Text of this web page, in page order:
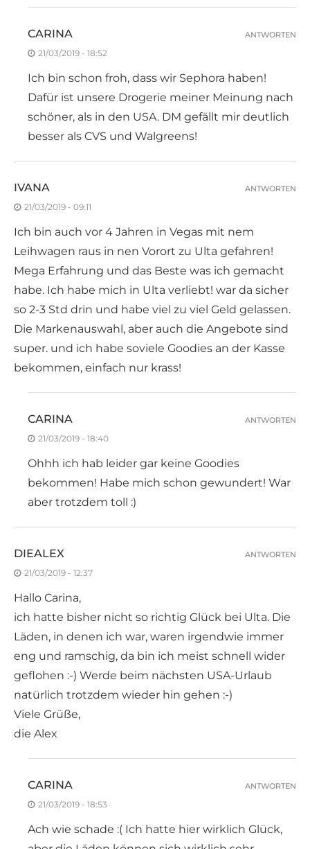
CARINA
21/03/2019 - 18:52
Ich bin schon froh, dass wir Sephora haben!
Dafür ist unsere Drogerie meiner Meinung nach
schöner, als in den USA. DM gefällt mir deutlich
besser als CVS und Walgreens!
ANTWORTEN
IVANA
21/03/2019 - 09:11
Ich bin auch vor 4 Jahren in Vegas mit nem
Leihwagen raus in nen Vorort zu Ulta gefahren!
Mega Erfahrung und das Beste was ich gemacht
habe. Ich habe mich in Ulta verliebt! war da sicher
so 2-3 Std drin und habe viel zu viel Geld gelassen.
Die Markenauswahl, aber auch die Angebote sind
super. und ich habe soviele Goodies an der Kasse
bekommen, einfach nur krass!
ANTWORTEN
CARINA
21/03/2019 - 18:40
Ohhh ich hab leider gar keine Goodies
bekommen! Habe mich schon gewundert! War
aber trotzdem toll :)
ANTWORTEN
DIEALEX
21/03/2019 - 12:37
Hallo Carina,
ich hatte bisher nicht so richtig Glück bei Ulta. Die
Läden, in denen ich war, waren irgendwie immer
eng und ramschig, da bin ich meist schnell wider
geflohen :-) Werde beim nächsten USA-Urlaub
natürlich trotzdem wieder hin gehen :-)
Viele Grüße,
die Alex
ANTWORTEN
CARINA
21/03/2019 - 18:53
Ach wie schade :( Ich hatte hier wirklich Glück,
ANTWORTEN